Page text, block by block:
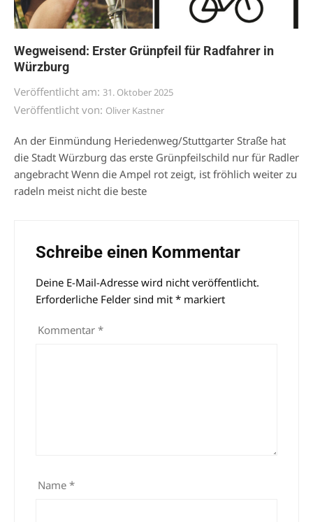
Wegweisend: Erster Grünpfeil für Radfahrer in
Würzburg
Veröffentlicht am: 31. Oktober 2025
Veröffentlicht von: Oliver Kastner
An der Einmündung Heriedenweg/Stuttgarter Straße hat
die Stadt Würzburg das erste Grünpfeilschild nur für Radler
angebracht Wenn die Ampel rot zeigt, ist fröhlich weiter zu
radeln meist nicht die beste
Schreibe einen Kommentar
Deine E-Mail-Adresse wird nicht veröffentlicht.
Erforderliche Felder sind mit * markiert
Kommentar *
Name *
Alternative: